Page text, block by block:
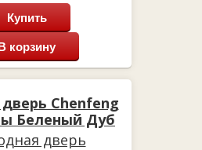
Купить
корзину
Chenfeng
Беленый Дуб